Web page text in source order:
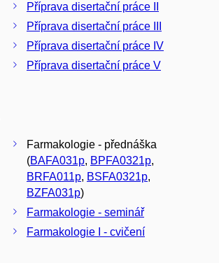
Příprava disertační práce II
Příprava disertační práce III
Příprava disertační práce IV
Příprava disertační práce V
Farmakologie - přednáška
(BAFA031p, BPFA0321p,
BRFA011p, BSFA0321p,
BZFA031p)
Farmakologie - seminář
Farmakologie I - cvičení